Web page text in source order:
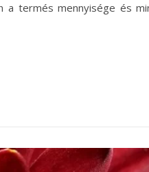
a termés mennyisége és